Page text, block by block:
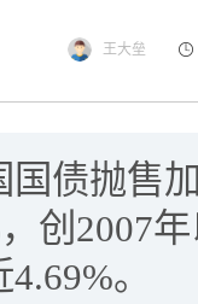
王大垒
国债抛售
创2007
。